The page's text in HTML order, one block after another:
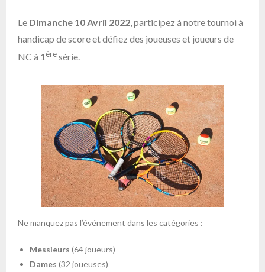
Le Dimanche 10 Avril 2022, participez à notre tournoi à
handicap de score et défiez des joueuses et joueurs de
NC à 1èresérie.
Ne manquez pas l’événement dans les catégories :
Messieurs (64 joueurs)
Dames (32 joueuses)